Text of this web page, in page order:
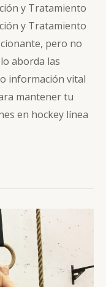
y Tratamiento
y Tratamiento
pero no
aborda las
información vital
mantener tu
en hockey línea